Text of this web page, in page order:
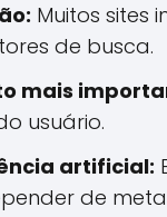
Muitos sites
de busca.
mais
usuário.
artificial:
de